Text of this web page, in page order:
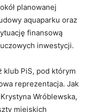
planowanej
aquaparku oraz
finansową
inwestycji.
klub PiS, pod którym
reprezentacja. Jak
Wróblewska,
miejskich